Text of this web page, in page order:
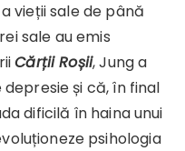
vieții sale de până
sale au emis
Cărții Roșii, Jung a
și că, în final
dificilă în haina unui
psihologia